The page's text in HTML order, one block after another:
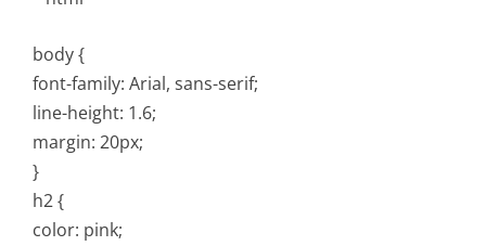
body {
font-family: Arial, sans-serif;
line-height: 1.6;
margin: 20px;
}
h2 {
color: pink;